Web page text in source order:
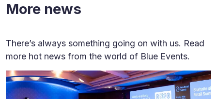
More news
There’s always something going on with us. Read
more hot news from the world of Blue Events.